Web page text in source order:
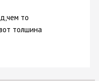
то
толшина